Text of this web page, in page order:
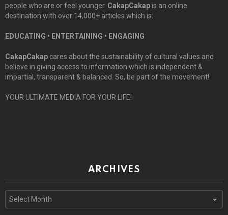
people who are or feel younger. CakapCakapis an online
destination with over 14,000+ articles which is:
EDUCATING • ENTERTAINING • ENGAGING
CakapCakap cares about the sustainability of cultural values and
believe in giving access to information which is independent &
impartial, transparent & balanced. So, be part of the movement!
YOUR ULTIMATE MEDIA FOR YOUR LIFE!
ARCHIVES
Archives